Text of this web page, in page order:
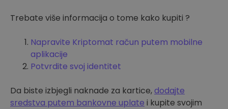
Trebate više informacija o tome kako kupiti ?
Napravite Kriptomat račun putem mobilne
aplikacije
Potvrdite svoj identitet
Da biste izbjegli naknade za kartice,dodajte
sredstva putem bankovne uplate i kupite svojim